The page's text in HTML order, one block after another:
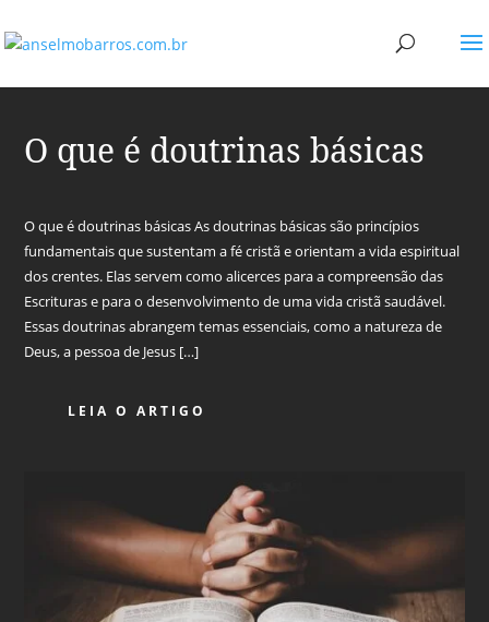
O que é doutrinas básicas
O que é doutrinas básicas As doutrinas básicas são princípios
fundamentais que sustentam a fé cristã e orientam a vida espiritual
dos crentes. Elas servem como alicerces para a compreensão das
Escrituras e para o desenvolvimento de uma vida cristã saudável.
Essas doutrinas abrangem temas essenciais, como a natureza de
Deus, a pessoa de Jesus […]
LEIA O ARTIGO